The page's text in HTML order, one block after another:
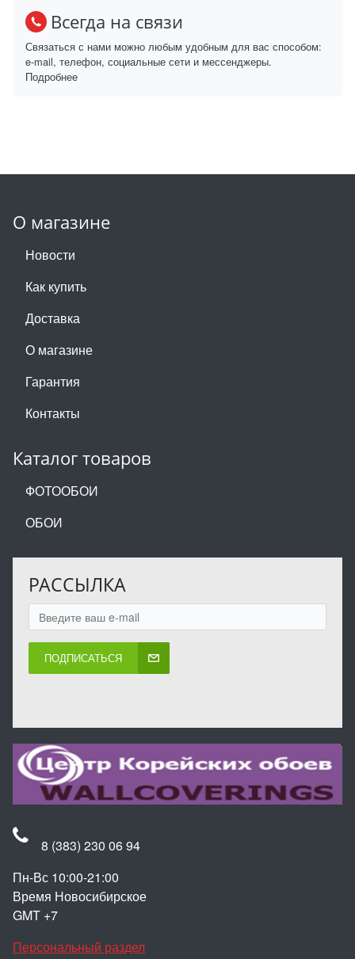
Всегда на связи
Связаться с нами можно любым удобным для вас способом:
e-mail, телефон, социальные сети и мессенджеры.
Подробнее
О магазине
Новости
Как купить
Доставка
О магазине
Гарантия
Контакты
Каталог товаров
ФОТООБОИ
ОБОИ
РАССЫЛКА
ПОДПИСАТЬСЯ
8 (383) 230 06 94
Пн-Вс 10:00-21:00
Время Новосибирское
GMT +7
Персональный раздел